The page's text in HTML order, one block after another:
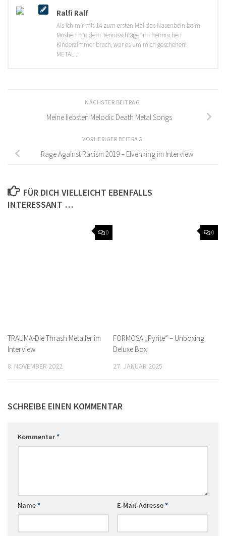
Ralfi Ralf
Als ich mir mit 14 zum ersten Mal das Nasenbein beim
Moshen mit dem Tennisschläger im heimischen
Kinderzimmer brach, war es um mich geschehen!
METAL...
NÄCHSTER BEITRAG
Meine liebsten Melodic Death Metal Songs
VORHERIGER BEITRAG
Rage Against Racism 2019 – Elvenking im Interview
FÜR DICH VIELLEICHT EBENFALLS
INTERESSANT …
0
TRAUMA-Die Thrash Metaller im
Interview
8. NOVEMBER 2022
0
FORMOSA „Pyrite“ – Unboxing
Deluxe Box
27. JANUAR 2025
SCHREIBE EINEN KOMMENTAR
Kommentar*
Name* E-Mail-Adresse*